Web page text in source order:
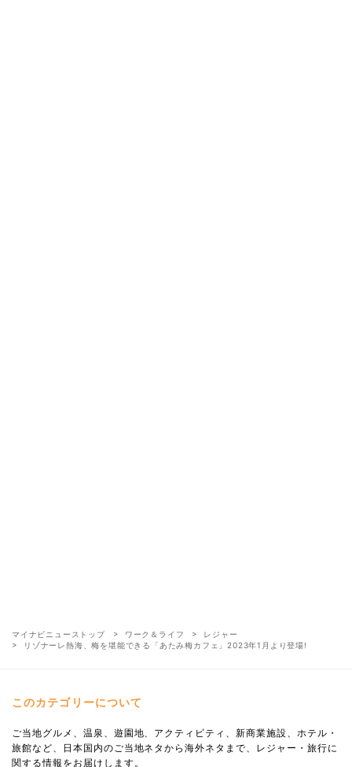
マイナビニューストップ ワーク＆ライフ
レジャー
リゾナーレ熱海、梅を堪能できる「あたみ梅カフェ」2023年1月より登場!
このカテゴリーについて
ご当地グルメ、温泉、遊園地、アクティビティ、新商業施設、ホテル・
旅館など、日本国内のご当地ネタから海外ネタまで、レジャー・旅行に
関する情報をお届けします。